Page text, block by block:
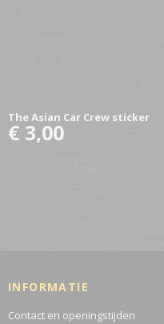
The Asian Car Crew sticker
€ 3,00
INFORMATIE
Contact en openingstijden